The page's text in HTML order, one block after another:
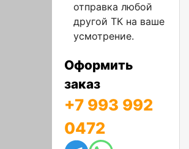
отправка любой
другой ТК на ваше
усмотрение.
Оформить
заказ
+7 993 992
0472